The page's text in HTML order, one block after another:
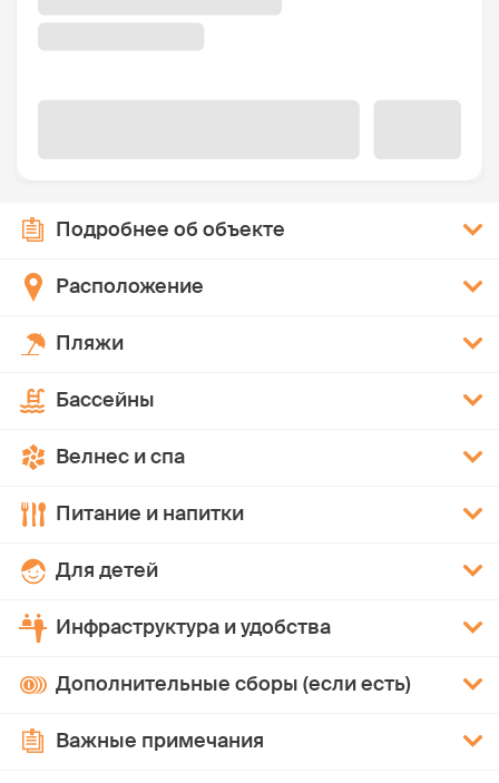
Подробнее об объекте
Расположение
Пляжи
Бассейны
Велнес и спа
Питание и напитки
Для детей
Инфраструктура и удобства
Дополнительные сборы (если есть)
Важные примечания